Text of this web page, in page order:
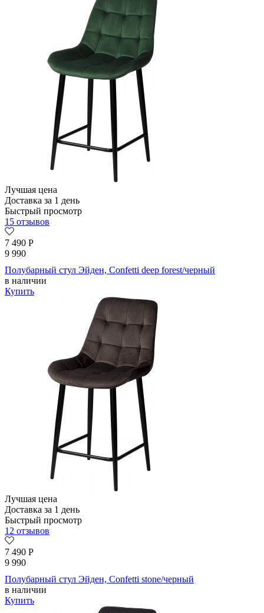
Лучшая цена
Доставка за 1 день
Быстрый просмотр
15 отзывов
7 490 Р
9 990
Полубарный стул Эйден, Confetti deep forest/черный
в наличии
Купить
Лучшая цена
Доставка за 1 день
Быстрый просмотр
12 отзывов
7 490 Р
9 990
Полубарный стул Эйден, Confetti stone/черный
в наличии
Купить